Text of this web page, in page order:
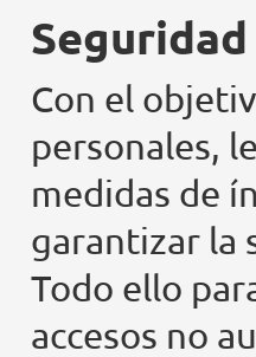
Con el
personales,
medidas de
garantizar la
Todo ello
accesos no